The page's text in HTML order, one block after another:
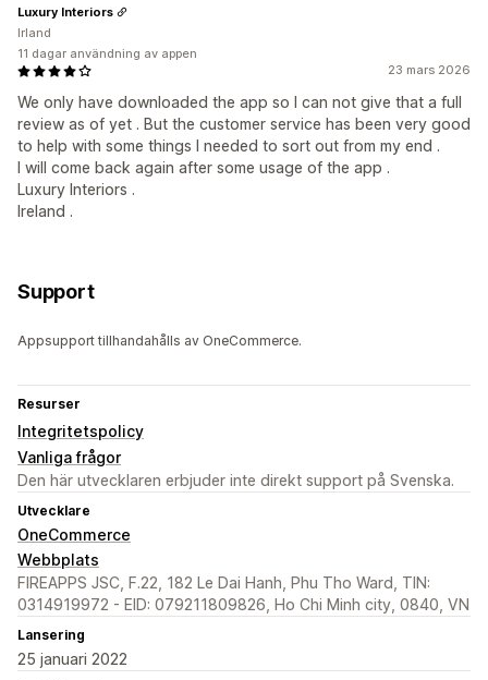
23 mars 2026
We only have downloaded the app so I can not give that a full
review as of yet . But the customer service has been very good
to help with some things I needed to sort out from my end .
I will come back again after some usage of the app .
Luxury Interiors .
Ireland .
Luxury Interiors
Irland
11 dagar användning av appen
Support
Appsupport tillhandahålls av OneCommerce.
Resurser
Integritetspolicy
Vanliga frågor
Den här utvecklaren erbjuder inte direkt support på Svenska.
Utvecklare
OneCommerce
Webbplats
FIREAPPS JSC, F.22, 182 Le Dai Hanh, Phu Tho Ward, TIN:
0314919972 - EID: 079211809826, Ho Chi Minh city, 0840, VN
Lansering
25 januari 2022